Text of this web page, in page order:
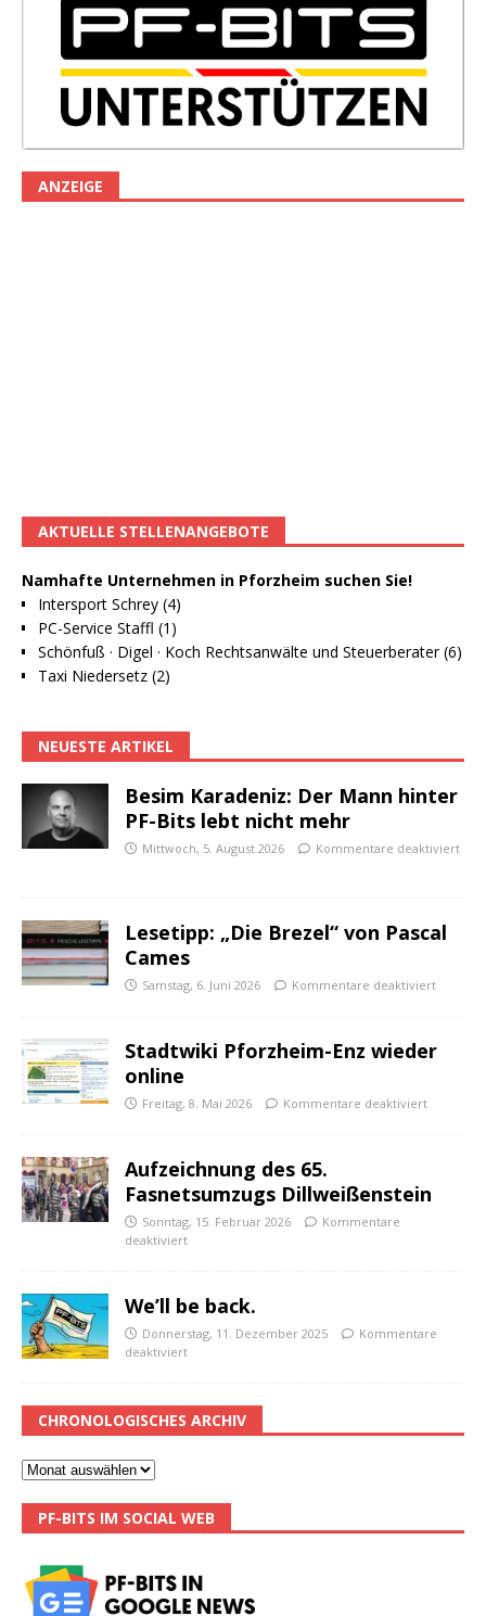
ANZEIGE
AKTUELLE STELLENANGEBOTE
Namhafte Unternehmen in Pforzheim suchen Sie!
Intersport Schrey (4)
PC-Service Staffl (1)
Schönfuß · Digel · Koch Rechtsanwälte und Steuerberater (6)
Taxi Niedersetz (2)
NEUESTE ARTIKEL
Besim Karadeniz: Der Mann hinter
PF-Bits lebt nicht mehr
Mittwoch, 5. August 2026 Kommentare deaktiviert
Lesetipp: „Die Brezel“ von Pascal
Cames
Samstag, 6. Juni 2026 Kommentare deaktiviert
Stadtwiki Pforzheim-Enz wieder
online
Freitag, 8. Mai 2026 Kommentare deaktiviert
Aufzeichnung des 65.
Fasnetsumzugs Dillweißenstein
Sonntag, 15. Februar 2026
Kommentare
deaktiviert
We’ll be back.
Donnerstag, 11. Dezember 2025
Kommentare
deaktiviert
CHRONOLOGISCHES ARCHIV
PF-BITS IM SOCIAL WEB